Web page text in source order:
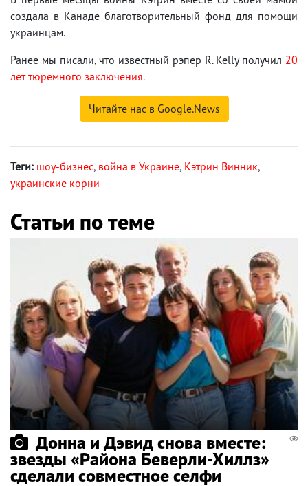
создала в Канаде благотворительный фонд для помощи
украинцам.
Ранее мы писали, что известный рэпер R. Kelly получил 20
лет тюремного заключения.
Читайте нас в Google.News
Теги: шоу-бизнес, война в Украине, Кэтрин Винник,
украинские корни
Статьи по теме
Донна и Дэвид снова вместе:
звезды «Района Беверли-Хиллз»
сделали совместное селфи